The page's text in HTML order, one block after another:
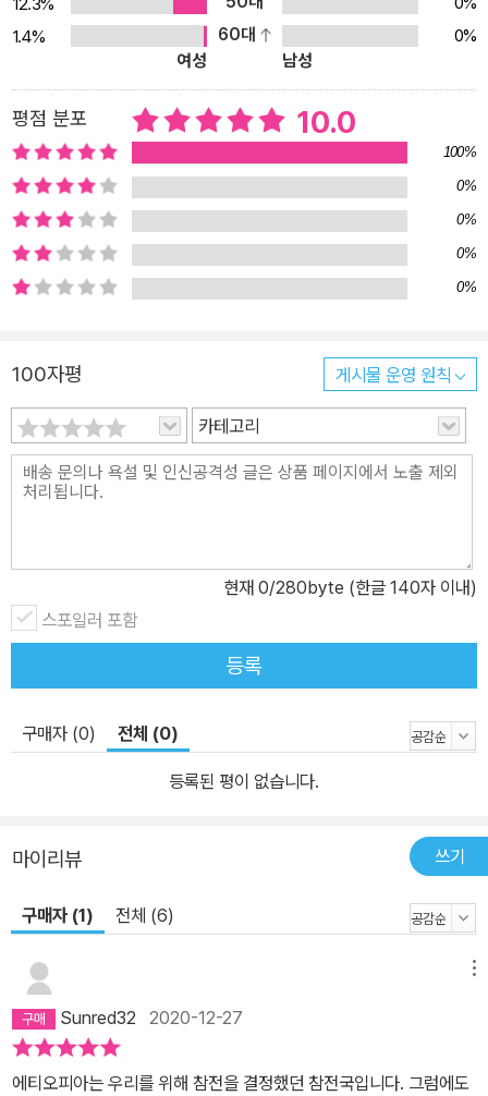
예 황실근위부대를 파병한 에티오피아와 모든 전투에서 승리한 전설
같은 ‘강뉴부대’. 한국전쟁이 끝난 후에도 전쟁고아를 돌보는 고아원
젊은 시절 모습과 할아버지가 그토록 찾았던 아이의 모습이 담긴 사
진. 참전기념관을 다녀온 강뉴는 가장 싫어했던 그 과제를 최고로 잘
하기 위해 알림장을 펼칩니다. 우리 가족 최고의 자랑거리인 할아버
지 이야기로 표창장을 받아 꼭 할아버지 품에 안겨 드릴 생각으로 또
박또박 정성들여 숙제를 합니다. ■ 교과 연계 [3학년 2학기 사회] 3.
가족의 형태와 역할 변화 [4학년 1학기 국어] 10. 인물의 마음을 알
아봐요 [4학년 2학기 사회] 3. 사회 변화와 문화의 다양성 [4학년 2
변화와 오늘날의 우리 [6학년 2학기 국어] 8. 작품으로 경험하기 [6
학년 2학기 사회] 1. 세계 여러 나라의 자연과 문화
1.4%
60대
0%
여성
남성
평점 분포 10.0
100%
0%
0%
0%
0%
100자평 게시물 운영 원칙
카테고리
현재 0/280byte (한글 140자 이내)
스포일러 포함
등록
구매자 (0) 전체 (0)
등록된 평이 없습니다.
마이리뷰 쓰기
구매자 (1) 전체 (6)
Sunred32 2020-12-27
에티오피아는 우리를 위해 참전을 결정했던 참전국입니다. 그럼에도